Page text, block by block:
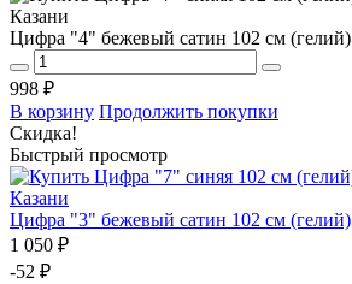
Цифра "4" бежевый сатин 102 см (гелий)
998 ₽
В корзину Продолжить покупки
Скидка!
Быстрый просмотр
Цифра "3" бежевый сатин 102 см (гелий)
1 050 ₽
-52 ₽